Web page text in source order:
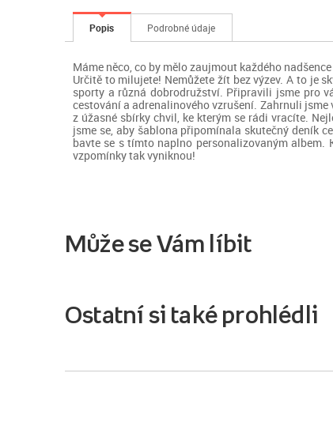
Popis Podrobné údaje
Máme něco, co by mělo zaujmout každého
Určitě to milujete! Nemůžete žít bez výzev. A to je
sporty a různá dobrodružství. Připravili jsme pro
cestování a adrenalinového vzrušení. Zahrnuli
z úžasné sbírky chvil, ke kterým se rádi vracíte.
jsme se, aby šablona připomínala skutečný deník
bavte se s tímto naplno personalizovaným albem.
vzpomínky tak vyniknou!
Může se Vám líbit
Ostatní si také prohlédli